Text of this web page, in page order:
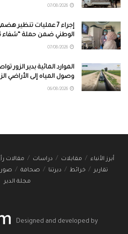
إجراء 7 عمليات
الوطني ضمن حملة “شفاء 4”
الموارد المائية بدير الزور
وصول المياه إلى الأراضي
أبرز الأنباء مقابلات دراسات مقالات
تقارير
خرائط ديرتنا صحافة صور
مجلة الدير
Designed and developed by